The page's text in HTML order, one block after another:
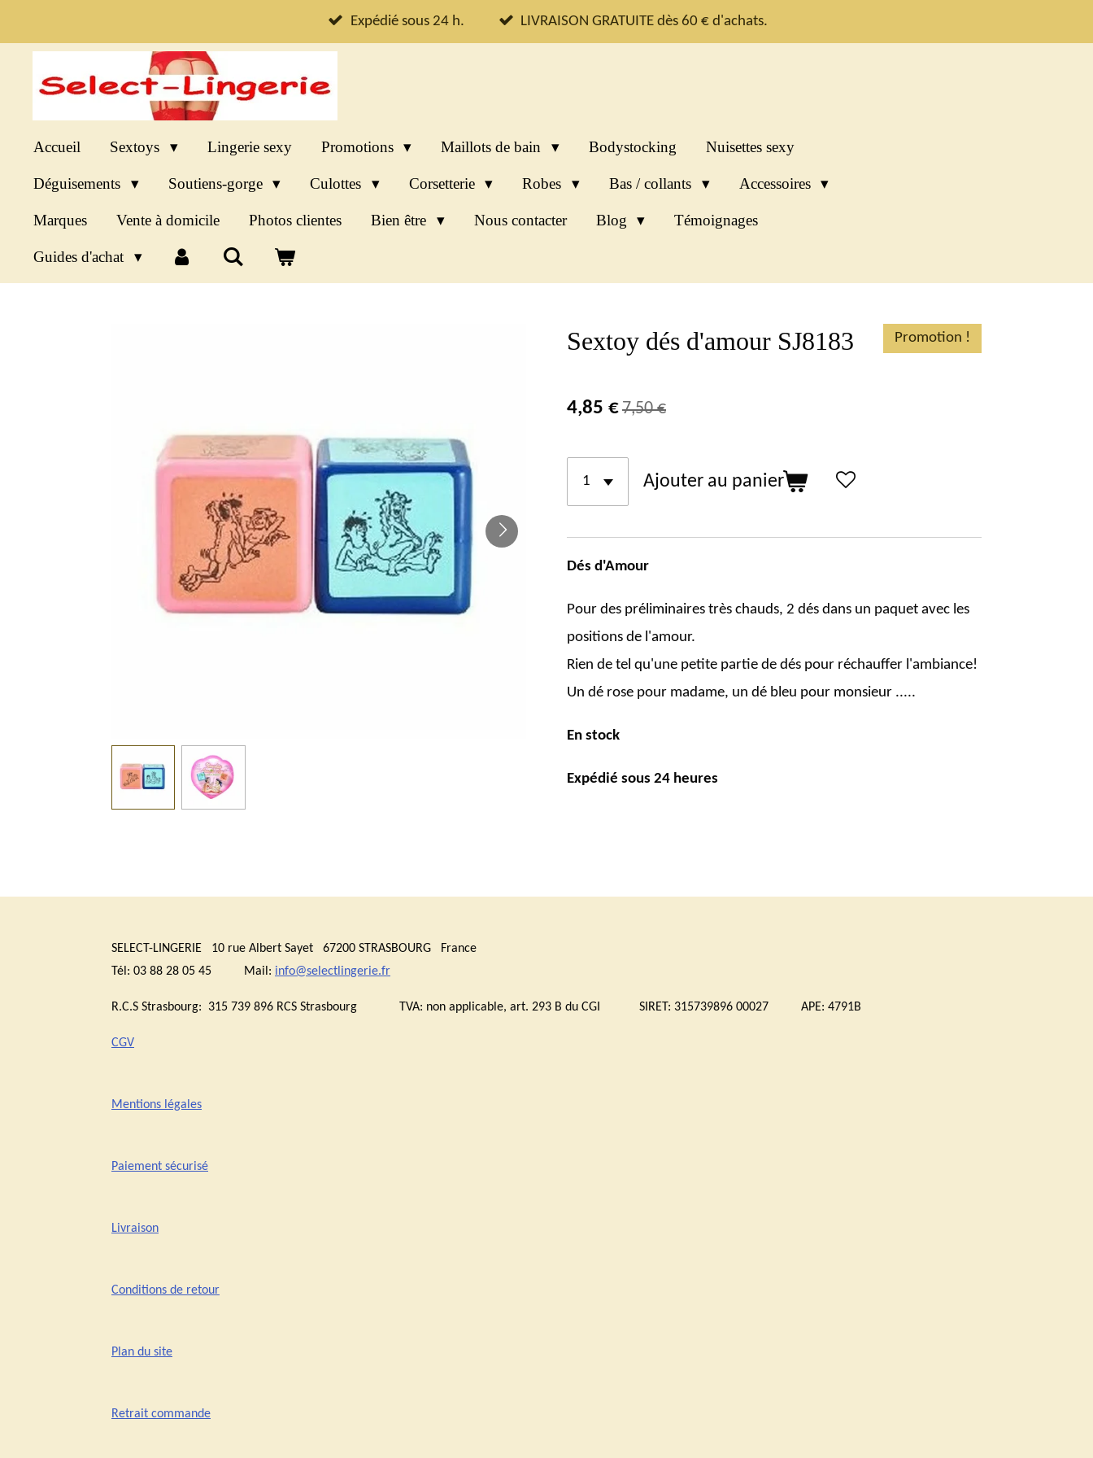
au
contenu
Expédié sous 24 h. LIVRAISON GRATUITE dès 60 € d'achats.
Accueil Sextoys Lingerie sexy Promotions Maillots de bain Bodystocking Nuisettes sexy
Déguisements Soutiens-gorge Culottes Corsetterie Robes Bas / collants Accessoires
Marques Vente à domicile Photos clientes Bien être Nous contacter Blog Témoignages
Guides d'achat
Sextoy dés d'amour SJ8183 Promotion !
4,85 €7,50 €
Ajouter au panier
Dés d'Amour
Pour des préliminaires très chauds, 2 dés dans un paquet avec les
positions de l'amour.
Rien de tel qu'une petite partie de dés pour réchauffer l'ambiance!
Un dé rose pour madame, un dé bleu pour monsieur .....
En stock
Expédié sous 24 heures
SELECT-LINGERIE 10 rue Albert Sayet 67200 STRASBOURG France
Tél: 03 88 28 05 45 Mail: info@selectlingerie.fr
R.C.S Strasbourg: 315 739 896 RCS Strasbourg TVA: non applicable, art. 293 B du CGI SIRET: 315739896 00027 APE: 4791B
CGV
Mentions légales
Paiement sécurisé
Livraison
Conditions de retour
Plan du site
Retrait commande